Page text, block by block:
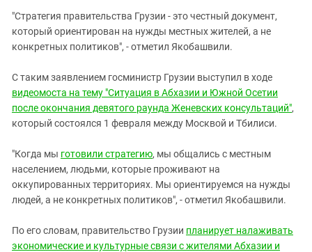
Нагорный Карабах
Российская Федерация
СКФО
Ставропольский край
Чечня
Южная Осетия
Южный Кавказ
"Стратегия правительства Грузии - это честный документ,
который ориентирован на нужды местных жителей, а не
конкретных политиков", - отметил Якобашвили.
С таким заявлением госминистр Грузии выступил в ходе
видеомоста на тему "Ситуация в Абхазии и Южной Осетии
после окончания девятого раунда Женевских консультаций",
который состоялся 1 февраля между Москвой и Тбилиси.
"Когда мы готовили стратегию, мы общались с местным
населением, людьми, которые проживают на
оккупированных территориях. Мы ориентируемся на нужды
людей, а не конкретных политиков", - отметил Якобашвили.
По его словам, правительство Грузии планирует налаживать
экономические и культурные связи с жителями Абхазии и